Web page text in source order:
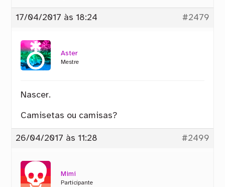
17/04/2017 às 18:24 #2479
Aster
Mestre
Nascer.
Camisetas ou camisas?
26/04/2017 às 11:28 #2499
Mimi
Participante